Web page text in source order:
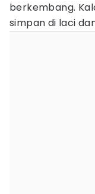
berkembang.
simpan di laci